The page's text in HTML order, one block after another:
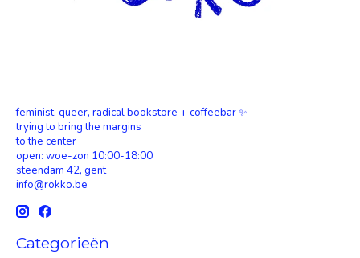
feminist, queer, radical bookstore + coffeebar ✨
trying to bring the margins
to the center
open: woe-zon 10:00-18:00
steendam 42, gent
info@rokko.be
Categorieën